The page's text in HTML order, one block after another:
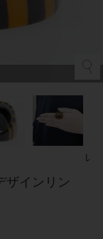
レ
ザインリン